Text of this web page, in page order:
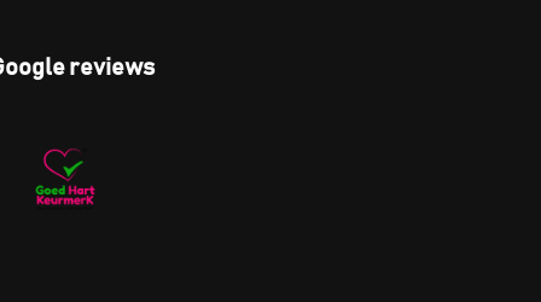
reviews